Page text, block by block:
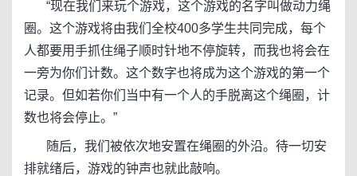
“现在我们来玩个游戏，这个游戏的名字叫做动力绳
圈。这个游戏将由我们全校400多学生共同完成，每个
人都要用手抓住绳子顺时针地不停旋转，而我也将会在
一旁为你们计数。这个数字也将成为这个游戏的第一个
记录。但如若你们当中有一个人的手脱离这个绳圈，计
数也将会停止。”
随后，我们被依次地安置在绳圈的外沿。待一切安
排就绪后，游戏的钟声也就此敲响。